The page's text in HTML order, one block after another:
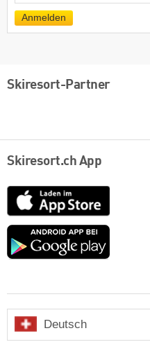
Anmelden
Skiresort-Partner
Skiresort.ch App
App
Store
Google
Deutsch